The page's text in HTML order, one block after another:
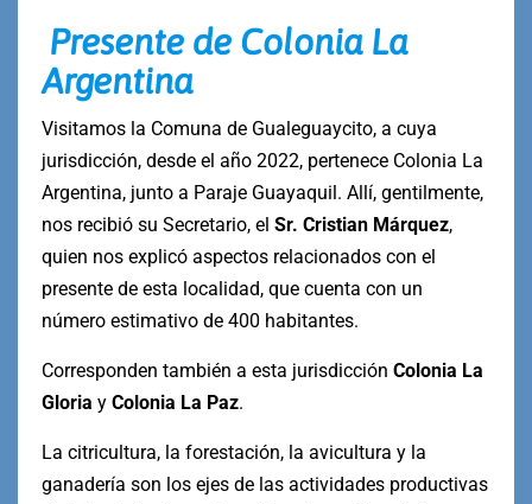
Presente de Colonia La
Argentina
Visitamos la Comuna de Gualeguaycito, a cuya
jurisdicción, desde el año 2022, pertenece Colonia La
Argentina, junto a Paraje Guayaquil. Allí, gentilmente,
nos recibió su Secretario, el Sr. Cristian Márquez,
quien nos explicó aspectos relacionados con el
presente de esta localidad, que cuenta con un
número estimativo de 400 habitantes.
Corresponden también a esta jurisdicción Colonia La
Gloria y Colonia La Paz.
La citricultura, la forestación, la avicultura y la
ganadería son los ejes de las actividades productivas